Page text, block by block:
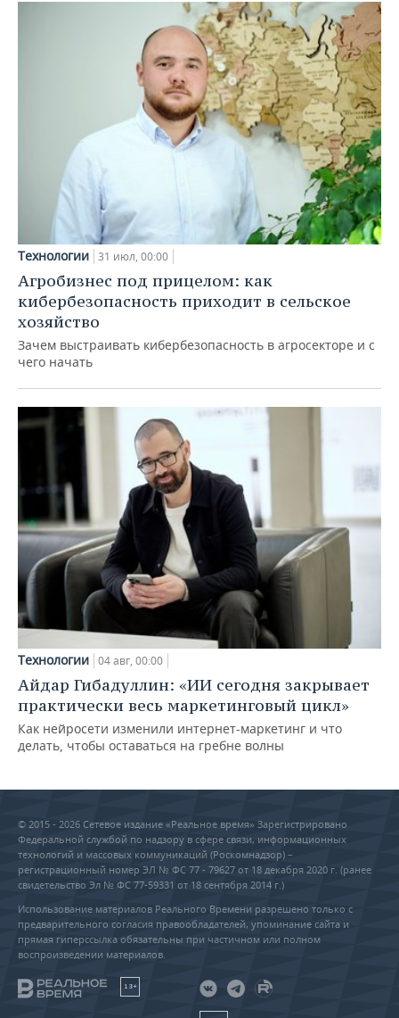
Технологии 31 июл, 00:00
Агробизнес под прицелом: как
кибербезопасность приходит в сельское
хозяйство
Зачем выстраивать кибербезопасность в агросекторе и с
чего начать
Технологии 04 авг, 00:00
Айдар Гибадуллин: «ИИ сегодня закрывает
практически весь маркетинговый цикл»
Как нейросети изменили интернет-маркетинг и что
делать, чтобы оставаться на гребне волны
© 2015 - 2026 Сетевое издание «Реальное время» Зарегистрировано
Федеральной службой по надзору в сфере связи, информационных
технологий и массовых коммуникаций (Роскомнадзор) –
регистрационный номер ЭЛ № ФС 77 - 79627 от 18 декабря 2020 г. (ранее
свидетельство Эл № ФС 77-59331 от 18 сентября 2014 г.)
Использование материалов Реального Времени разрешено только с
предварительного согласия правообладателей, упоминание сайта и
прямая гиперссылка обязательны при частичном или полном
воспроизведении материалов.
18+